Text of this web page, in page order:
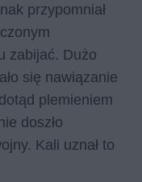
przypomniał
zabijać. Dużo
się nawiązanie
plemieniem
doszło
Kali uznał to